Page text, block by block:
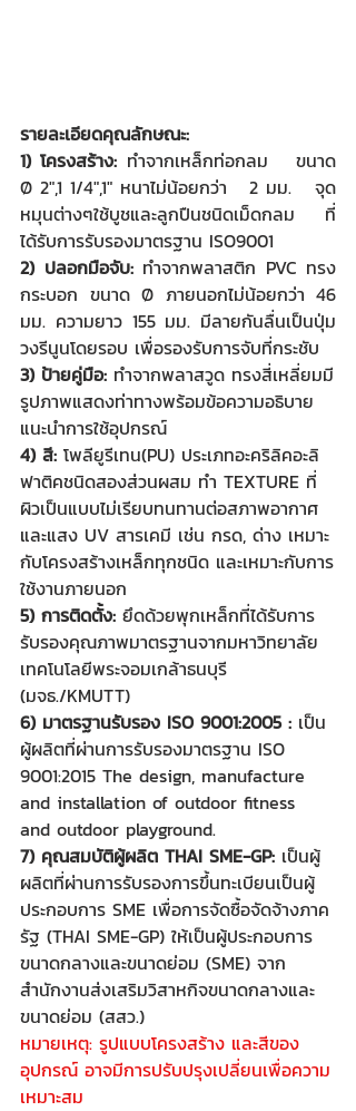
รายละเอียดคุณลักษณะ:
1) โครงสร้าง: ทำจากเหล็กท่อกลม   ขนาด
Ø 2",1 1/4",1" หนาไม่น้อยกว่า   2 มม.   จุด
หมุนต่างๆใช้บูชและลูกปืนชนิดเม็ดกลม   ที่
ได้รับการรับรองมาตรฐาน ISO9001
2) ปลอกมือจับ: ทำจากพลาสติก PVC ทรง
กระบอก ขนาด Ø ภายนอกไม่น้อยกว่า 46
มม. ความยาว 155 มม. มีลายกันลื่นเป็นปุ่ม
วงรีนูนโดยรอบ เพื่อรองรับการจับที่กระชับ
3) ป้ายคู่มือ: ทำจากพลาสวูด ทรงสี่เหลี่ยมมี
รูปภาพแสดงท่าทางพร้อมข้อความอธิบาย
แนะนำการใช้อุปกรณ์
4) สี: โพลียูรีเทน(PU) ประเภทอะคริลิคอะลิ
ฟาติคชนิดสองส่วนผสม ทำ TEXTURE ที่
ผิวเป็นแบบไม่เรียบทนทานต่อสภาพอากาศ
และแสง UV สารเคมี เช่น กรด, ด่าง เหมาะ
กับโครงสร้างเหล็กทุกชนิด และเหมาะกับการ
ใช้งานภายนอก
5) การติดตั้ง: ยึดด้วยพุกเหล็กที่ได้รับการ
รับรองคุณภาพมาตรฐานจากมหาวิทยาลัย
เทคโนโลยีพระจอมเกล้าธนบุรี
(มจธ./KMUTT)
6) มาตรฐานรับรอง ISO 9001:2005 : เป็น
ผู้ผลิตที่ผ่านการรับรองมาตรฐาน ISO
9001:2015 The design, manufacture
and installation of outdoor fitness
and outdoor playground.
7) คุณสมบัติผู้ผลิต THAI SME-GP: เป็นผู้
ผลิตที่ผ่านการรับรองการขึ้นทะเบียนเป็นผู้
ประกอบการ SME เพื่อการจัดซื้อจัดจ้างภาค
รัฐ (THAI SME-GP) ให้เป็นผู้ประกอบการ
ขนาดกลางและขนาดย่อม (SME) จาก
สำนักงานส่งเสริมวิสาหกิจขนาดกลางและ
ขนาดย่อม (สสว.)
หมายเหตุ: รูปแบบโครงสร้าง และสีของ
อุปกรณ์ อาจมีการปรับปรุงเปลี่ยนเพื่อความ
เหมาะสม